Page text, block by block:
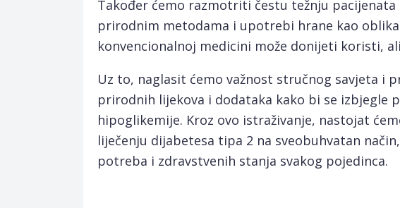
Također ćemo razmotriti čestu težnju pacijenata
prirodnim metodama i upotrebi hrane kao
konvencionalnoj medicini može donijeti koristi,
Uz to, naglasit ćemo važnost stručnog savjeta i
prirodnih lijekova i dodataka kako bi se izbjegle
hipoglikemije. Kroz ovo istraživanje, nastojat
liječenju dijabetesa tipa 2 na sveobuhvatan
potreba i zdravstvenih stanja svakog pojedinca.